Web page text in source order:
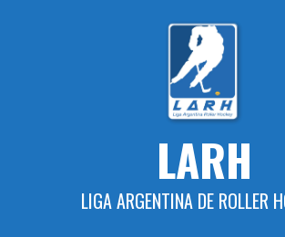
LARH
LIGA ARGENTINA DE ROLLER